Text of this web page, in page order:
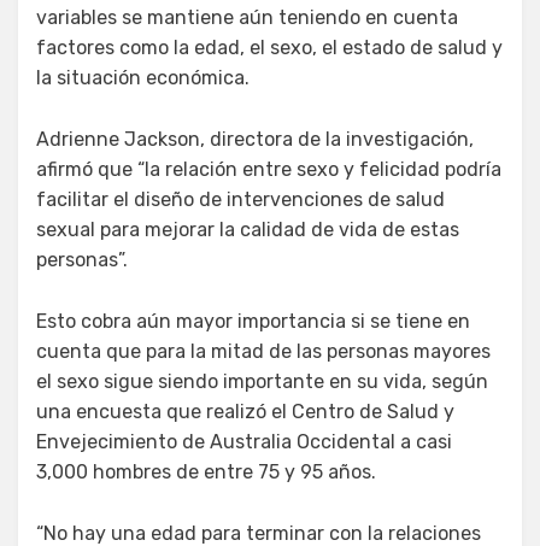
variables se mantiene aún teniendo en cuenta
factores como la edad, el sexo, el estado de salud y
la situación económica.
Adrienne Jackson, directora de la investigación,
afirmó que “la relación entre sexo y felicidad podría
facilitar el diseño de intervenciones de salud
sexual para mejorar la calidad de vida de estas
personas”.
Esto cobra aún mayor importancia si se tiene en
cuenta que para la mitad de las personas mayores
el sexo sigue siendo importante en su vida, según
una encuesta que realizó el Centro de Salud y
Envejecimiento de Australia Occidental a casi
3,000 hombres de entre 75 y 95 años.
“No hay una edad para terminar con la relaciones